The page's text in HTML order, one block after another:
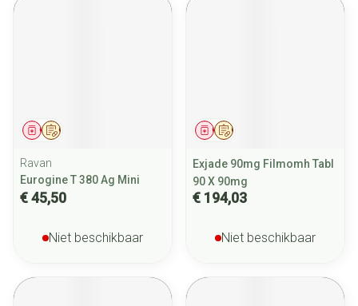
Op voorschrift
Geneesmiddel
Ravan
Eurogine T 380 Ag Mini
€ 45,50
Niet beschikbaar
Op voorschrift
Geneesmiddel
Exjade 90mg Filmomh Tabl
90 X 90mg
€ 194,03
Niet beschikbaar